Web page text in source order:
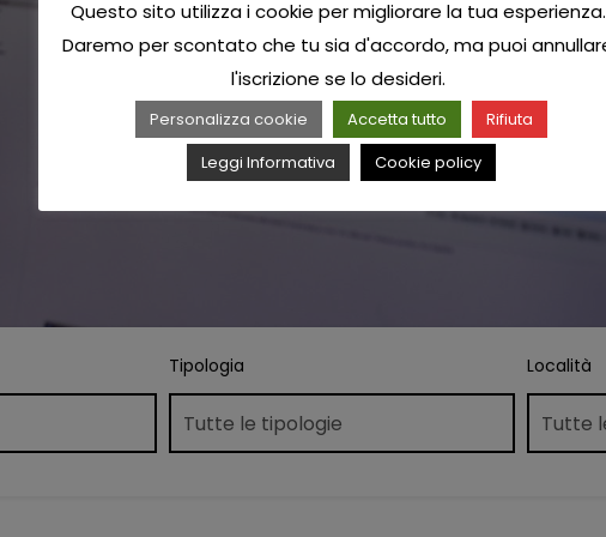
Tipologia Località
Questo sito utilizza i cookie per migliorare la tua esperienza.
Daremo per scontato che tu sia d'accordo, ma puoi
l'iscrizione se lo desideri.
Personalizza cookie Accetta tutto
Rifiuta
Leggi Informativa
Cookie policy